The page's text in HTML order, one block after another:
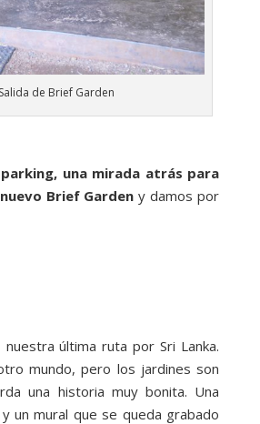
Salida de Brief Garden
una mirada atrás para
Brief Garden y damos por
última ruta por Sri Lanka.
mundo, pero los jardines son
una historia muy bonita. Una
un mural que se queda grabado